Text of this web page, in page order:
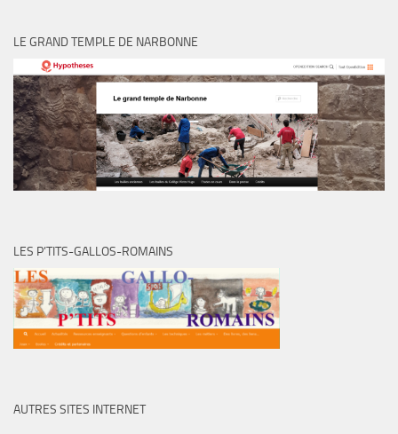
LE GRAND TEMPLE DE NARBONNE
LES P’TITS-GALLOS-ROMAINS
AUTRES SITES INTERNET